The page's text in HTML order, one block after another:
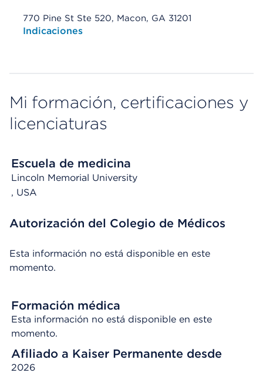
770 Pine St Ste 520, Macon, GA 31201
Opens native map application on mobile devices
Indicaciones
Mi formación, certificaciones y
licenciaturas
Escuela de medicina
Lincoln Memorial University
, USA
Autorización del Colegio de Médicos
Esta información no está disponible en este
momento.
Formación médica
Esta información no está disponible en este
momento.
Afiliado a Kaiser Permanente desde
2026